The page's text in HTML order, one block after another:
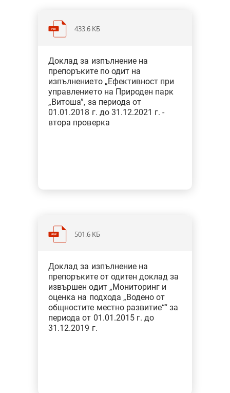
433.6 KБ
земеделие
Тип: Одит на изпълнение
От 5 неизпълнени при предходната
проверка препоръки: 3 все още са в
Доклад за изпълнение на
препоръките по одит на
изпълнението „Ефективност при
управлението на Природен парк
„Витоша”, за периода от
01.01.2018 г. до 31.12.2021 г. -
втора проверка
501.6 KБ
земеделие
Тип: Одит на изпълнение
От 9 препоръки с подпрепоръки на
министъра на земеделието и
Доклад за изпълнение на
препоръките от одитен доклад за
извършен одит „Мониторинг и
оценка на подхода „Водено от
общностите местно развитие““ за
периода от 01.01.2015 г. до
31.12.2019 г.